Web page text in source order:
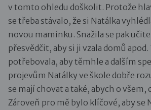
v tomto ohledu doškolit. Protože
se třeba stávalo, že si Natálka
novou maminku. Snažila se pak
přesvědčit, aby si ji vzala domů apod.
potřebovala, aby těmhle a dalším
projevům Natálky ve škole dobře
se mají chovat a také, abych o všem,
Zároveň pro mě bylo klíčové, aby se